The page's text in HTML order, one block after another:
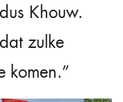
Khouw.
zulke
komen.”